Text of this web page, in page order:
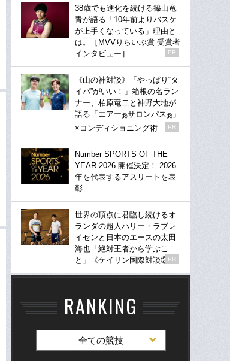
38歳でも進化を続ける篠山竜
青が語る「10年前よりバスケ
が上手くなっている」理由と
は。［MVVりらいぶ賞 受賞者
インタビュー］
PR
《山の神対談》「やっぱり“タ
イパ”がいい！」箱根の名ラン
ナー、柏原竜二と神野大地が
語る「エアー®サロンパス® 」
×コンディショニング術
PR
Number SPORTS OF THE
YEAR 2026 開催決定！ 2026
年を代表するアスリートを表
彰
世界の頂点に君臨し続けるオ
ランダの超人ハリー・ラブレ
イセンと日本のエースの太田
海也「絶対王者から学ぶこ
と」《ケイリン国際対談②》
PR
RANKING
全ての競技